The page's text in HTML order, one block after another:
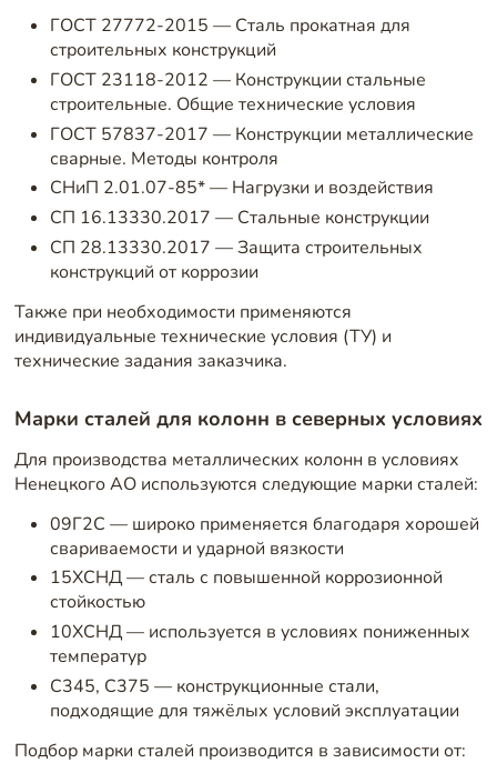
ГОСТ 27772-2015 — Сталь прокатная для
строительных конструкций
ГОСТ 23118-2012 — Конструкции стальные
строительные. Общие технические условия
ГОСТ 57837-2017 — Конструкции металлические
сварные. Методы контроля
СНиП 2.01.07-85* — Нагрузки и воздействия
СП 16.13330.2017 — Стальные конструкции
СП 28.13330.2017 — Защита строительных
конструкций от коррозии
Также при необходимости применяются
индивидуальные технические условия (ТУ) и
технические задания заказчика.
Марки сталей для колонн в северных условиях
Для производства металлических колонн в условиях
Ненецкого АО используются следующие марки сталей:
09Г2С — широко применяется благодаря хорошей
свариваемости и ударной вязкости
15ХСНД — сталь с повышенной коррозионной
стойкостью
10ХСНД — используется в условиях пониженных
температур
С345, С375 — конструкционные стали,
подходящие для тяжёлых условий эксплуатации
Подбор марки сталей производится в зависимости от: